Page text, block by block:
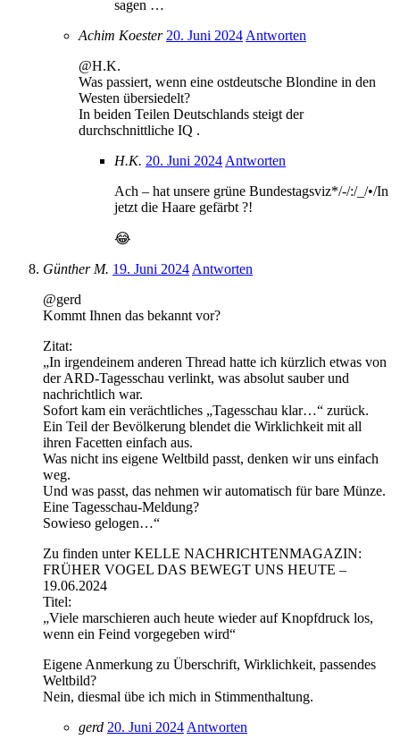
sagen …
Achim Koester 20. Juni 2024 Antworten
@H.K.
Was passiert, wenn eine ostdeutsche Blondine in den
Westen übersiedelt?
In beiden Teilen Deutschlands steigt der
durchschnittliche IQ .
H.K. 20. Juni 2024 Antworten
Ach – hat unsere grüne Bundestagsviz*/-/:/_/•/In
jetzt die Haare gefärbt ?!
😂
Günther M. 19. Juni 2024 Antworten
@gerd
Kommt Ihnen das bekannt vor?
Zitat:
„In irgendeinem anderen Thread hatte ich kürzlich etwas von
der ARD-Tagesschau verlinkt, was absolut sauber und
nachrichtlich war.
Sofort kam ein verächtliches „Tagesschau klar…“ zurück.
Ein Teil der Bevölkerung blendet die Wirklichkeit mit all
ihren Facetten einfach aus.
Was nicht ins eigene Weltbild passt, denken wir uns einfach
weg.
Und was passt, das nehmen wir automatisch für bare Münze.
Eine Tagesschau-Meldung?
Sowieso gelogen…“
Zu finden unter KELLE NACHRICHTENMAGAZIN:
FRÜHER VOGEL DAS BEWEGT UNS HEUTE –
19.06.2024
Titel:
„Viele marschieren auch heute wieder auf Knopfdruck los,
wenn ein Feind vorgegeben wird“
Eigene Anmerkung zu Überschrift, Wirklichkeit, passendes
Weltbild?
Nein, diesmal übe ich mich in Stimmenthaltung.
gerd 20. Juni 2024 Antworten